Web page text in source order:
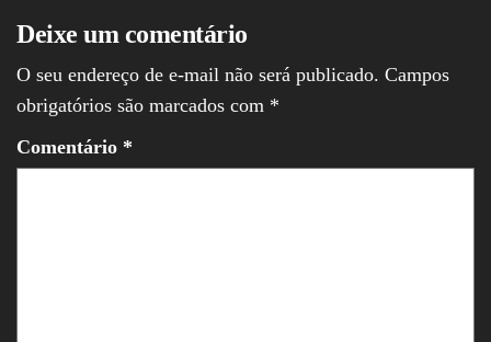
Deixe um comentário
O seu endereço de e-mail não será publicado. Campos
obrigatórios são marcados com *
Comentário *